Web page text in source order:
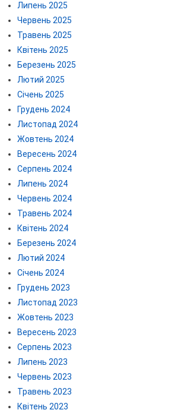
Липень 2025
Червень 2025
Травень 2025
Квітень 2025
Березень 2025
Лютий 2025
Січень 2025
Грудень 2024
Листопад 2024
Жовтень 2024
Вересень 2024
Серпень 2024
Липень 2024
Червень 2024
Травень 2024
Квітень 2024
Березень 2024
Лютий 2024
Січень 2024
Грудень 2023
Листопад 2023
Жовтень 2023
Вересень 2023
Серпень 2023
Липень 2023
Червень 2023
Травень 2023
Квітень 2023